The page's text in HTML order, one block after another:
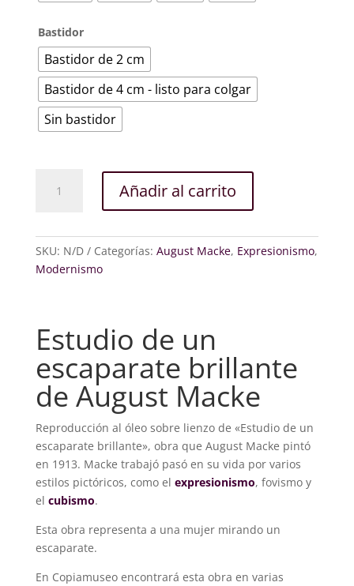
Bastidor
Bastidor de 2 cm
Bastidor de 4 cm - listo para colgar
Sin bastidor
brillante
cantidad
Añadir al carrito
SKU: N/D Categorías: August Macke, Expresionismo,
Modernismo
Estudio de un
escaparate brillante
de August Macke
Reproducción al óleo sobre lienzo de «Estudio de un
escaparate brillante», obra que August Macke pintó
en 1913. Macke trabajó pasó en su vida por varios
estilos pictóricos, como el expresionismo, fovismo y
el cubismo.
Esta obra representa a una mujer mirando un
escaparate.
En Copiamuseo encontrará esta obra en varias